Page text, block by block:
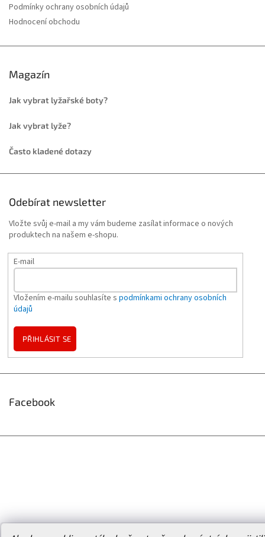
Podmínky ochrany osobních údajů
Hodnocení obchodu
Magazín
Jak vybrat lyžařské boty?
Jak vybrat lyže?
Často kladené dotazy
Odebírat newsletter
Vložte svůj e-mail a my vám budeme zasílat informace o nových
produktech na našem e-shopu.
E-mail
Vložením e-mailu souhlasíte s podmínkami ochrany osobních
údajů
PŘIHLÁSIT SE
Facebook